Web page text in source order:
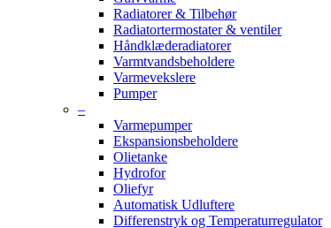
Radiatorer & Tilbehør
Radiatortermostater & ventiler
Håndklæderadiatorer
Varmtvandsbeholdere
Varmevekslere
Pumper
–
Varmepumper
Ekspansionsbeholdere
Olietanke
Hydrofor
Oliefyr
Automatisk Udluftere
Differenstryk og Temperaturregulator